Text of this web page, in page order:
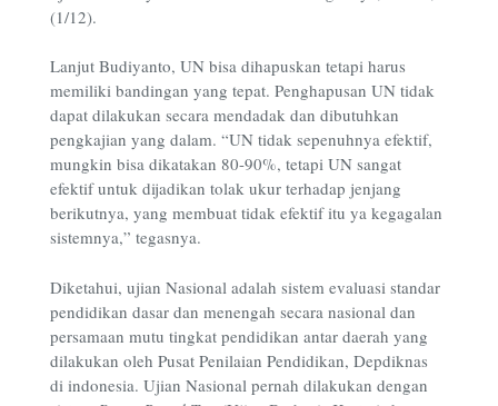
(1/12).
Lanjut Budiyanto, UN bisa dihapuskan tetapi harus
memiliki bandingan yang tepat. Penghapusan UN tidak
dapat dilakukan secara mendadak dan dibutuhkan
pengkajian yang dalam. “UN tidak sepenuhnya efektif,
mungkin bisa dikatakan 80-90%, tetapi UN sangat
efektif untuk dijadikan tolak ukur terhadap jenjang
berikutnya, yang membuat tidak efektif itu ya kegagalan
sistemnya,” tegasnya.
Diketahui, ujian Nasional adalah sistem evaluasi standar
pendidikan dasar dan menengah secara nasional dan
persamaan mutu tingkat pendidikan antar daerah yang
dilakukan oleh Pusat Penilaian Pendidikan, Depdiknas
di indonesia. Ujian Nasional pernah dilakukan dengan